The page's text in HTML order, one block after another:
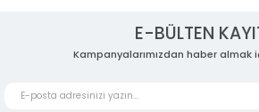
E-BÜLTEN
Kampanyalarımızdan haber almak